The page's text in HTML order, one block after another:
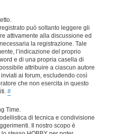
può soltanto leggere gli
attivamente alla discussione ed
la registrazione. Tale
l’indicazione del proprio
e di una propria casella di
attribuire a ciascun autore
ai forum, escludendo così
che non esercita in questo
#
Time.
di tecnica e condivisione
Il nostro scopo è